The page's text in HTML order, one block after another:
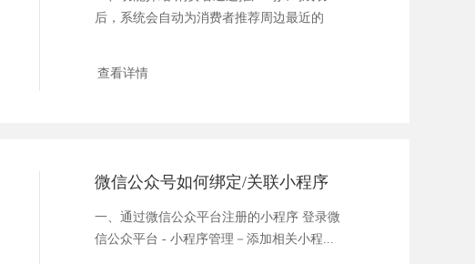
后，系统会自动为消费者推荐周边最近的
查看详情
微信公众号如何绑定/关联小程序
一、通过微信公众平台注册的小程序 登录微
信公众平台 - 小程序管理－添加相关小程...